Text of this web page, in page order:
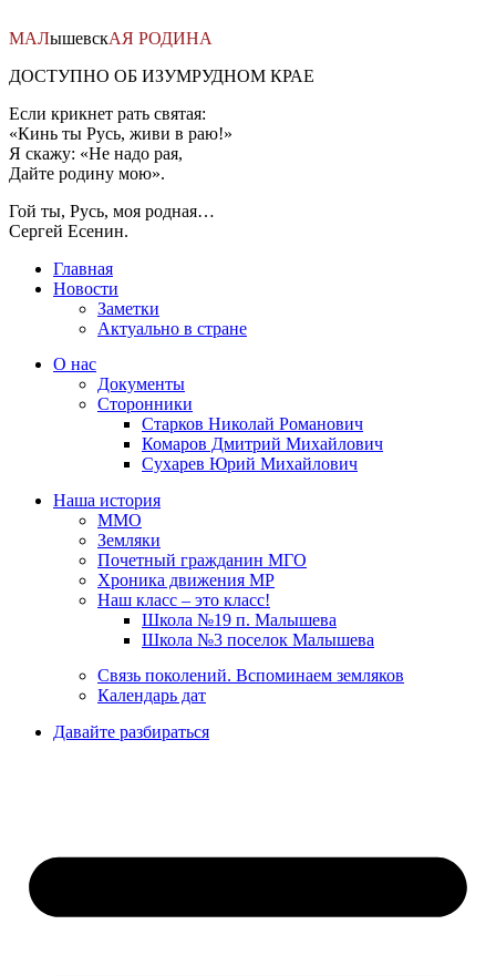
к
МАЛышевскАЯ РОДИНА
ДОСТУПНО ОБ ИЗУМРУДНОМ КРАЕ
Если крикнет рать святая:
«Кинь ты Русь, живи в раю!»
Я скажу: «Не надо рая,
Дайте родину мою».
Гой ты, Русь, моя родная…
Сергей Есенин.
Главная
Новости
Заметки
Актуально в стране
О нас
Документы
Сторонники
Старков Николай Романович
Комаров Дмитрий Михайлович
Сухарев Юрий Михайлович
Наша история
ММО
Земляки
Почетный гражданин МГО
Хроника движения МР
Наш класс – это класс!
Школа №19 п. Малышева
Школа №3 поселок Малышева
Связь поколений. Вспоминаем земляков
Календарь дат
Давайте разбираться